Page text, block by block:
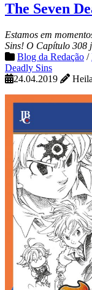
The Seven
Estamos em
Sins! O Capítulo 308
Blog da Redação /
Deadly Sins
24.04.2019